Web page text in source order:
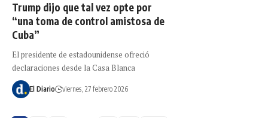
Trump dijo que tal vez opte por
“una toma de control amistosa de
Cuba”
El presidente de estadounidense ofreció
declaraciones desde la Casa Blanca
El Diario viernes, 27 febrero 2026